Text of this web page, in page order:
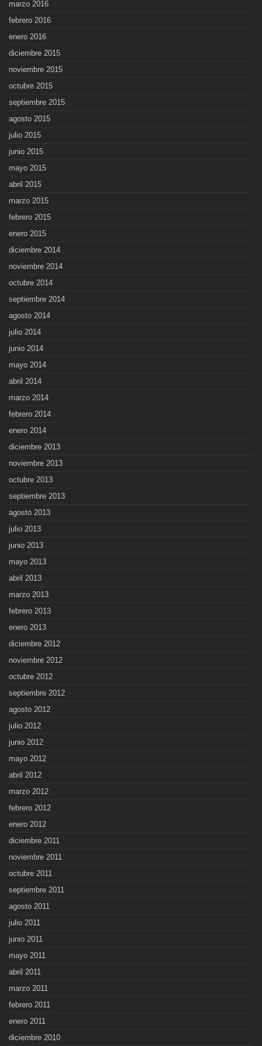
marzo 2016
febrero 2016
enero 2016
diciembre 2015
noviembre 2015
octubre 2015
septiembre 2015
agosto 2015
julio 2015
junio 2015
mayo 2015
abril 2015
marzo 2015
febrero 2015
enero 2015
diciembre 2014
noviembre 2014
octubre 2014
septiembre 2014
agosto 2014
julio 2014
junio 2014
mayo 2014
abril 2014
marzo 2014
febrero 2014
enero 2014
diciembre 2013
noviembre 2013
octubre 2013
septiembre 2013
agosto 2013
julio 2013
junio 2013
mayo 2013
abril 2013
marzo 2013
febrero 2013
enero 2013
diciembre 2012
noviembre 2012
octubre 2012
septiembre 2012
agosto 2012
julio 2012
junio 2012
mayo 2012
abril 2012
marzo 2012
febrero 2012
enero 2012
diciembre 2011
noviembre 2011
octubre 2011
septiembre 2011
agosto 2011
julio 2011
junio 2011
mayo 2011
abril 2011
marzo 2011
febrero 2011
enero 2011
diciembre 2010